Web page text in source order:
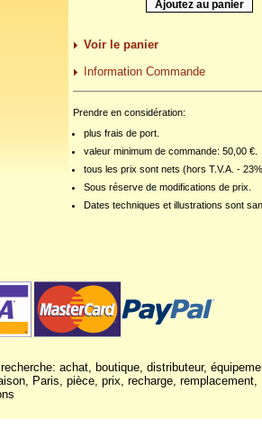
Voir le panier
Information Commande
Prendre en considération:
plus frais de port.
valeur minimum de commande: 50,00 €.
tous les prix sont nets (hors T.V.A. -
Sous réserve de modifications de prix.
Dates techniques et illustrations sont
achat, boutique, distributeur,
Paris, pièce, prix, recharge, remplacement,